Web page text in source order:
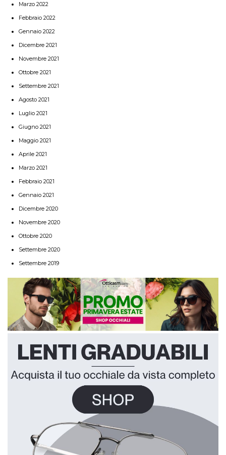
Marzo 2022
Febbraio 2022
Gennaio 2022
Dicembre 2021
Novembre 2021
Ottobre 2021
Settembre 2021
Agosto 2021
Luglio 2021
Giugno 2021
Maggio 2021
Aprile 2021
Marzo 2021
Febbraio 2021
Gennaio 2021
Dicembre 2020
Novembre 2020
Ottobre 2020
Settembre 2020
Settembre 2019